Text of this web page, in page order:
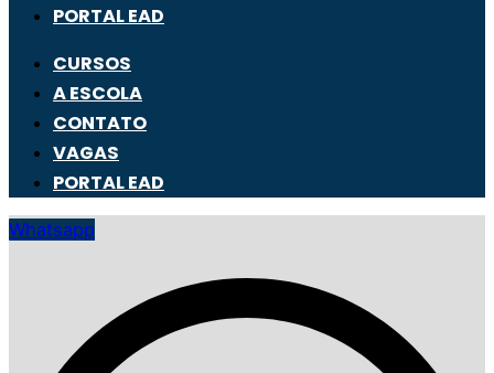
PORTAL EAD
CURSOS
A ESCOLA
CONTATO
VAGAS
PORTAL EAD
Whatsapp